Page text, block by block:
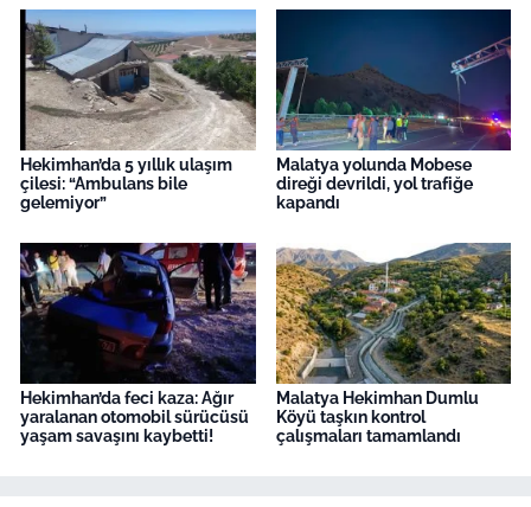
Hekimhan’da 5 yıllık ulaşım
çilesi: “Ambulans bile
gelemiyor”
Malatya yolunda Mobese
direği devrildi, yol trafiğe
kapandı
Hekimhan’da feci kaza: Ağır
yaralanan otomobil sürücüsü
yaşam savaşını kaybetti!
Malatya Hekimhan Dumlu
Köyü taşkın kontrol
çalışmaları tamamlandı